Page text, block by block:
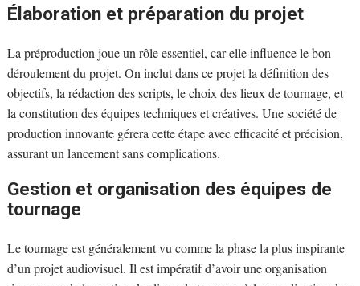
Élaboration et préparation du projet
La préproduction joue un rôle essentiel, car elle influence le bon
déroulement du projet. On inclut dans ce projet la définition des
objectifs, la rédaction des scripts, le choix des lieux de tournage, et
la constitution des équipes techniques et créatives. Une société de
production innovante gérera cette étape avec efficacité et précision,
assurant un lancement sans complications.
Gestion et organisation des équipes de
tournage
Le tournage est généralement vu comme la phase la plus inspirante
d’un projet audiovisuel. Il est impératif d’avoir une organisation